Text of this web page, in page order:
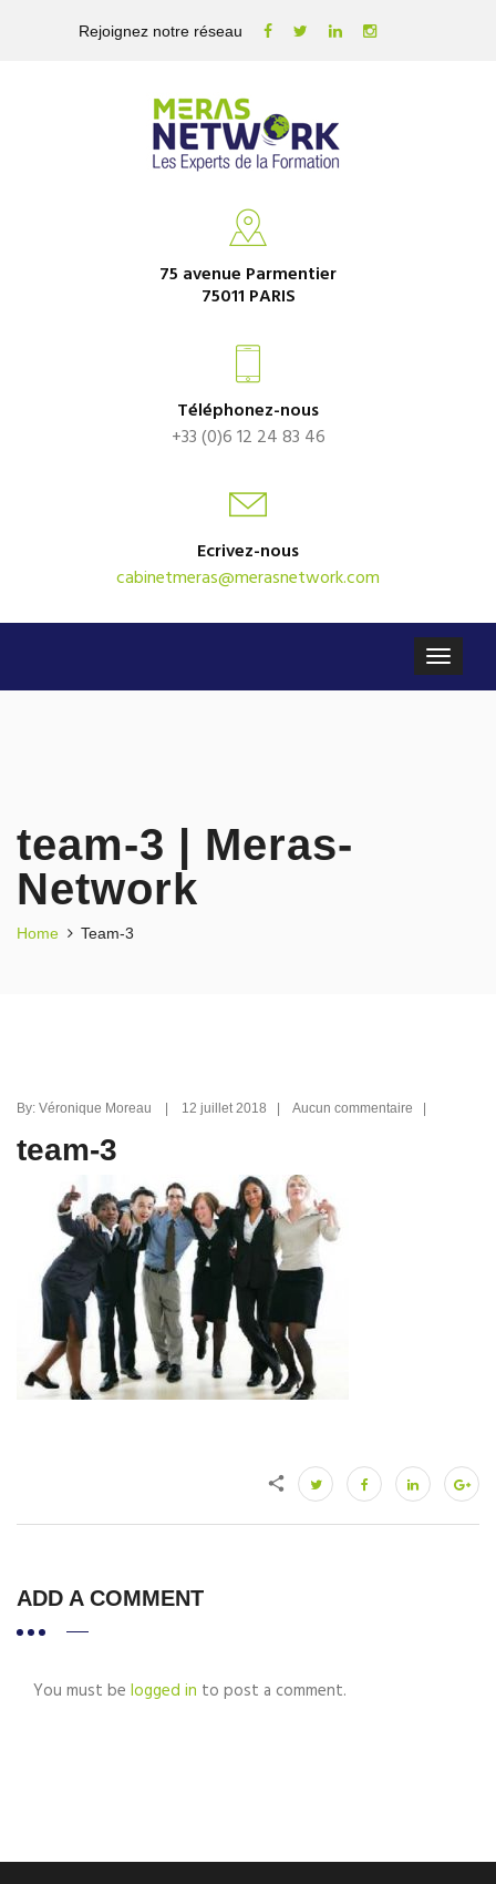
Rejoignez notre réseau
75 avenue Parmentier
75011 PARIS
Téléphonez-nous
+33 (0)6 12 24 83 46
Ecrivez-nous
cabinetmeras@merasnetwork.com
team-3 | Meras-
Network
Home Team-3
By: Véronique Moreau | 12 juillet 2018 | Aucun commentaire |
team-3
ADD A COMMENT
You must be logged in to post a comment.